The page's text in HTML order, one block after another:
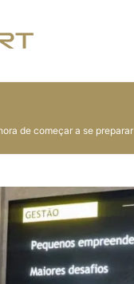
de começar a se preparar